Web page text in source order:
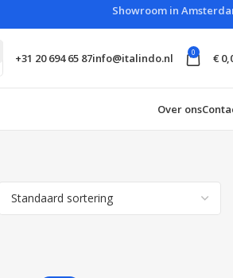
Showroom in
+31 20 694 65 87info@italindo.nl 0 €
Over ons